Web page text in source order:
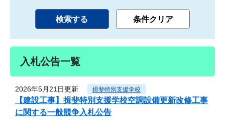
入札公告一覧
2026年5月21日更新 揖斐特別支援学校
【建設工事】揖斐特別支援学校空調設備更新改修工事
に関する一般競争入札公告